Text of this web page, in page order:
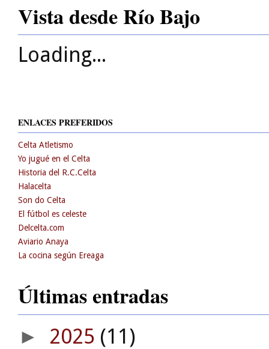
Vista desde Río Bajo
Loading...
ENLACES PREFERIDOS
Celta Atletismo
Yo jugué en el Celta
Historia del R.C.Celta
Halacelta
Son do Celta
El fútbol es celeste
Delcelta.com
Aviario Anaya
La cocina según Ereaga
Últimas entradas
► 2025 (11)